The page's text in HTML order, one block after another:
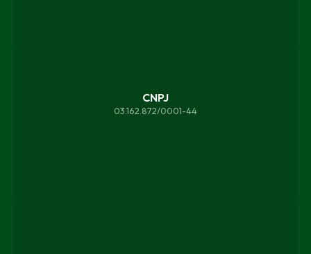
CNPJ
03.162.872/0001-44